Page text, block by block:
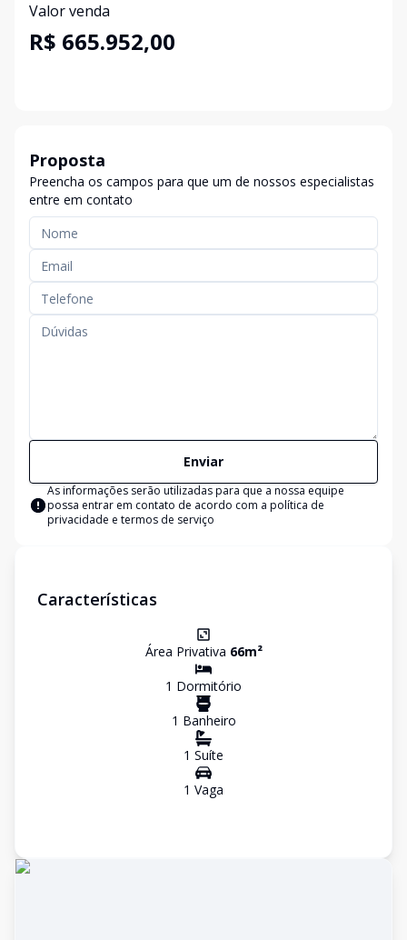
Valor venda
R$ 665.952,00
Proposta
Preencha os campos para que um de nossos especialistas
entre em contato
Enviar
As informações serão utilizadas para que a nossa equipe
possa entrar em contato de acordo com a política de
privacidade e termos de serviço
Características
Área Privativa 66m²
1 Dormitório
1 Banheiro
1 Suíte
1 Vaga